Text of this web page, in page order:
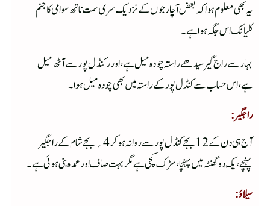
یہ بھی معلوم ہوا کہ بعض آچارجوں کے نزدیک سری سمت ناتھ سوامی کاجنم
کلیانک اس جگہ ہوا ہے۔
بہارسے راج گیر سیدھے راستہ چودہ میل ہے ،اور رکنڈل پورسےآٹھ میل
ہے،اس حساب سے کنڈل پور کے راستہ میں بھی چودہ میل ہوا۔
راجگیر:
آج ہی دن کے 12 بجے کنڈل پور سے روانہ ہو کر4؍ بجے شام کے راجگیر
پہنچے،یکّہ دو گھنٹہ میں پہنچا،سڑک کچی ہے مگر بہت صاف اور عمدہ بنی ہوئی ہے۔
سیلاؤ: